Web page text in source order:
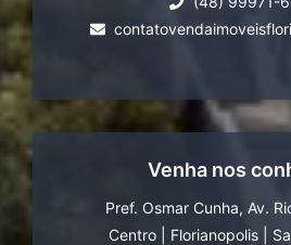
Venha nos
Pref. Osmar Cunha, Av.
Centro
Florianopolis